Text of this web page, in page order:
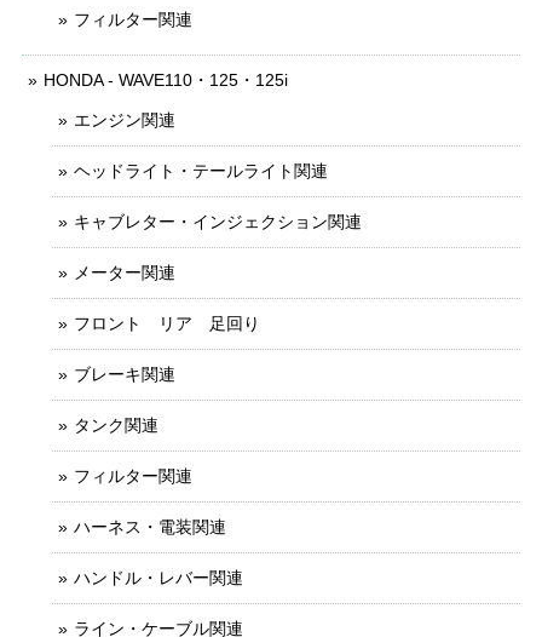
フィルター関連
HONDA - WAVE110・125・125i
エンジン関連
ヘッドライト・テールライト関連
キャブレター・インジェクション関連
メーター関連
フロント リア 足回り
ブレーキ関連
タンク関連
フィルター関連
ハーネス・電装関連
ハンドル・レバー関連
ライン・ケーブル関連